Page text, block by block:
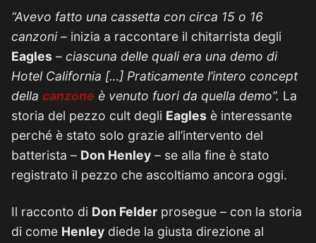
“Avevo fatto una cassetta con circa 15 o 16
canzoni– inizia a raccontare il chitarrista degli
Eagles – ciascuna delle quali era una demo di
Hotel California […] Praticamente l’intero concept
della canzone è venuto fuori da quella demo”. La
storia del pezzo cult degli Eagles è interessante
perché è stato solo grazie all’intervento del
batterista – Don Henley – se alla fine è stato
registrato il pezzo che ascoltiamo ancora oggi.
Il racconto di Don Felder prosegue – con la storia
di come Henley diede la giusta direzione al